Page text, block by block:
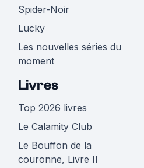
Spider-Noir
Lucky
Les nouvelles séries du
moment
Livres
Top 2026 livres
Le Calamity Club
Le Bouffon de la
couronne, Livre II